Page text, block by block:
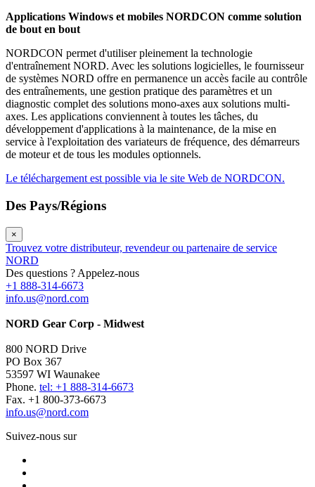
Applications Windows et mobiles NORDCON comme solution
de bout en bout
NORDCON permet d'utiliser pleinement la technologie
d'entraînement NORD. Avec les solutions logicielles, le fournisseur
de systèmes NORD offre en permanence un accès facile au contrôle
des entraînements, une gestion pratique des paramètres et un
diagnostic complet des solutions mono-axes aux solutions multi-
axes. Les applications conviennent à toutes les tâches, du
développement d'applications à la maintenance, de la mise en
service à l'exploitation des variateurs de fréquence, des démarreurs
de moteur et de tous les modules optionnels.
Le téléchargement est possible via le site Web de NORDCON.
Des Pays/Régions
×
Trouvez votre distributeur, revendeur ou partenaire de service
NORD
Des questions ? Appelez-nous
+1 888-314-6673
info.us@nord.com
NORD Gear Corp - Midwest
800 NORD Drive
PO Box 367
53597 WI Waunakee
Phone. tel: +1 888-314-6673
Fax. +1 800-373-6673
info.us@nord.com
Suivez-nous sur